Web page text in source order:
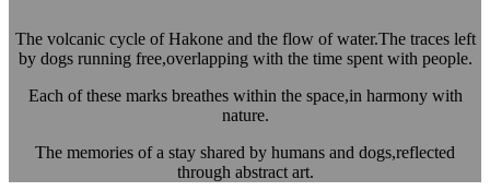
The volcanic cycle of Hakone and the flow of water.The traces left
by dogs running free,overlapping with the time spent with people.
Each of these marks breathes within the space,in harmony with
nature.
The memories of a stay shared by humans and dogs,reflected
through abstract art.